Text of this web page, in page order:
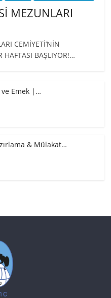
MEZUNLARI
CEMİYETİ’NİN
HAFTASI BAŞLIYOR!…
ve Emek |…
& Mülakat…